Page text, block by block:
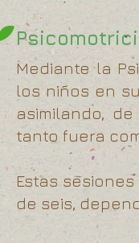
Mediante la
los niños en
asimilando,
tanto fuera
Estas
de seis,